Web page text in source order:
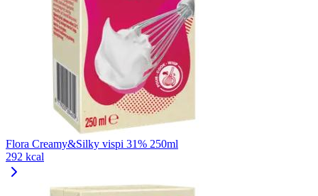
Flora Creamy&Silky vispi 31% 250ml
292 kcal